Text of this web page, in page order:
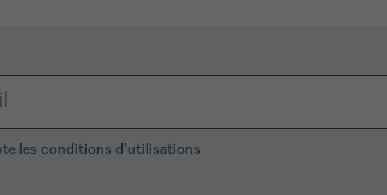
les conditions d’utilisations